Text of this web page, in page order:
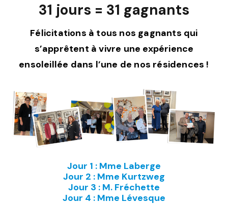
31 jours = 31 gagnants
Félicitations à tous nos gagnants qui
s’apprêtent à vivre une expérience
ensoleillée dans l’une de nos résidences !
Jour 1 : Mme Laberge
Jour 2 : Mme Kurtzweg
Jour 3 : M. Fréchette
Jour 4 : Mme Lévesque